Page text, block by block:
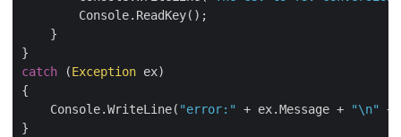
        Console.ReadKey();
    }
catch (Exception ex)
{
    Console.WriteLine(
"error:" + ex.Message + "\n"
+